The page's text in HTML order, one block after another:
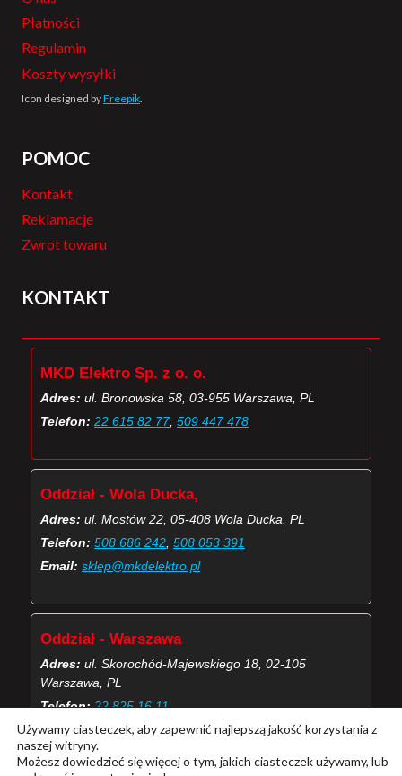
Płatności
Regulamin
Koszty wysyłki
Icon designed byFreepik.
POMOC
Kontakt
Reklamacje
Zwrot towaru
KONTAKT
MKD Elektro Sp. z o. o.
Adres: ul. Bronowska 58, 03-955 Warszawa, PL
Telefon: 22 615 82 77, 509 447 478
Oddział - Wola Ducka,
Adres: ul. Mostów 22, 05-408 Wola Ducka, PL
Telefon: 508 686 242 508 053 391
Email: sklep@mkdelektro.pl
Oddział - Warszawa
Adres: ul. Skorochód-Majewskiego 18, 02-105
Warszawa, PL
Telefon: 22 825 16 11
Email: skorochod@mkdelektro.pl
Używamy ciasteczek, aby zapewnić najlepszą jakość korzystania z
naszej witryny.
Możesz dowiedzieć się więcej o tym, jakich ciasteczek używamy, lub